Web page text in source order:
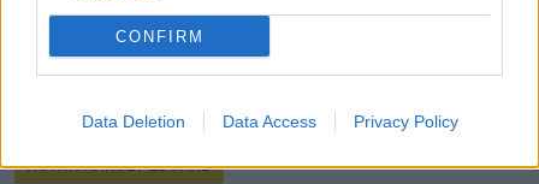
CONFIRM
Data Deletion Data Access Privacy Policy
NOVÁK KÁROLY EDUÁRD